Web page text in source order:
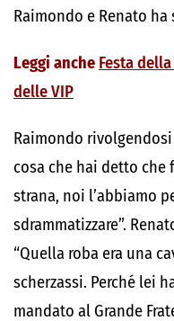
Raimondo e Renato
Leggi anche Festa
delle VIP
Raimondo rivolgendosi
cosa che hai detto che
strana, noi l’abbiamo
sdrammatizzare”.
“Quella roba era una
scherzassi. Perché lei
mandato al Grande